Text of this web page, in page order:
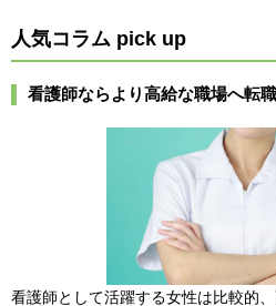
人気コラム pick up
看護師ならより高給な職場へ転
看護師として活躍する女性は比較的